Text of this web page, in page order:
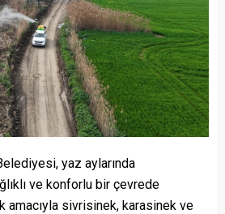
yaz aylarında
ve konforlu bir çevrede
amacıyla sivrisinek, karasinek ve